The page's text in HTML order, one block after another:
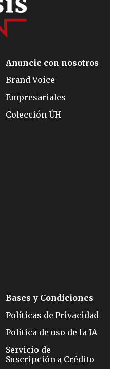
Anuncie con nosotros
Brand Voice
Empresariales
Colección ÚH
Bases y Condiciones
Políticas de Privacidad
Política de uso de la IA
Servicio de
Suscripción a Crédito